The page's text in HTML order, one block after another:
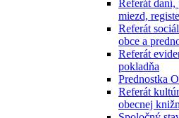
Referát daní,
miezd,
Referát
obce a
Referát
pokladňa
Prednostka
Referát
obecnej